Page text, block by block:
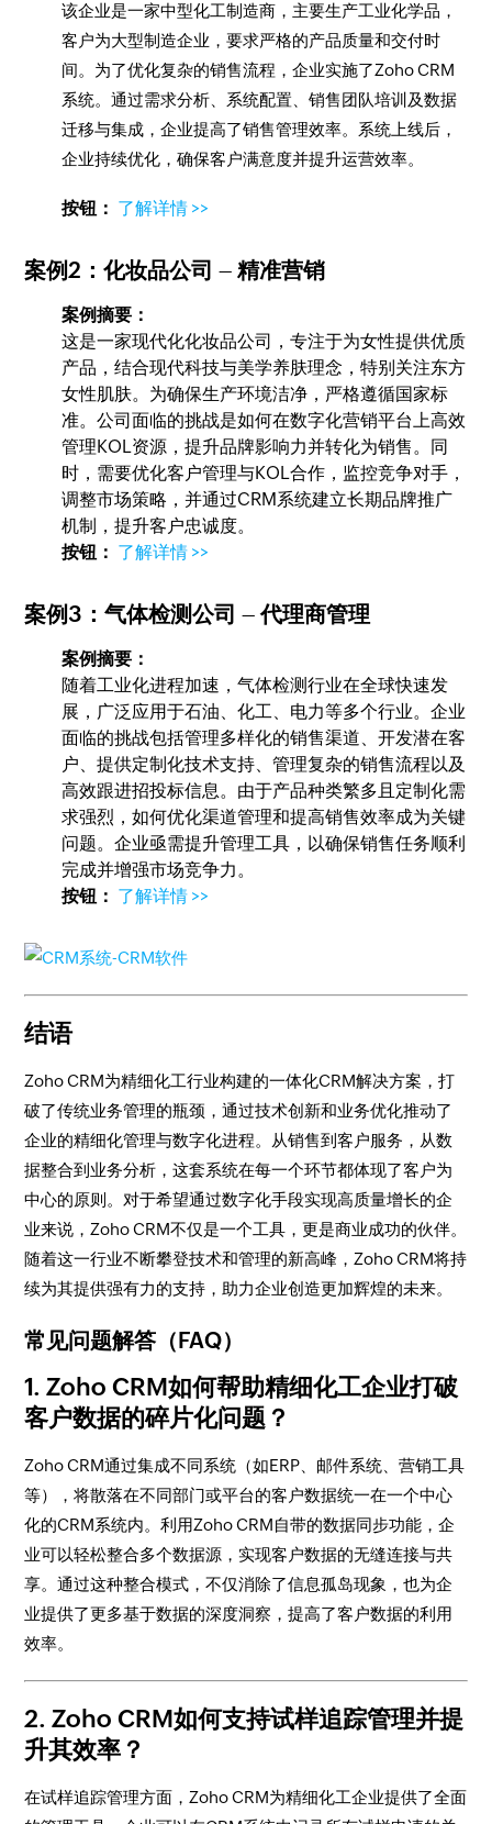
该企业是一家中型化工制造商，主要生产工业化学品，
客户为大型制造企业，要求严格的产品质量和交付时
间。为了优化复杂的销售流程，企业实施了Zoho CRM
系统。通过需求分析、系统配置、销售团队培训及数据
迁移与集成，企业提高了销售管理效率。系统上线后，
企业持续优化，确保客户满意度并提升运营效率。
按钮： 了解详情 >>
案例2：化妆品公司 –精准营销
案例摘要：
这是一家现代化化妆品公司，专注于为女性提供优质
产品，结合现代科技与美学养肤理念，特别关注东方
女性肌肤。为确保生产环境洁净，严格遵循国家标
准。公司面临的挑战是如何在数字化营销平台上高效
管理KOL资源，提升品牌影响力并转化为销售。同
时，需要优化客户管理与KOL合作，监控竞争对手，
调整市场策略，并通过CRM系统建立长期品牌推广
机制，提升客户忠诚度。
按钮： 了解详情 >>
案例3：气体检测公司 –代理商管理
案例摘要：
随着工业化进程加速，气体检测行业在全球快速发
展，广泛应用于石油、化工、电力等多个行业。企业
面临的挑战包括管理多样化的销售渠道、开发潜在客
户、提供定制化技术支持、管理复杂的销售流程以及
高效跟进招投标信息。由于产品种类繁多且定制化需
求强烈，如何优化渠道管理和提高销售效率成为关键
问题。企业亟需提升管理工具，以确保销售任务顺利
完成并增强市场竞争力。
按钮： 了解详情 >>
结语
Zoho CRM为精细化工行业构建的一体化CRM解决方案，打
破了传统业务管理的瓶颈，通过技术创新和业务优化推动了
企业的精细化管理与数字化进程。从销售到客户服务，从数
据整合到业务分析，这套系统在每一个环节都体现了客户为
中心的原则。对于希望通过数字化手段实现高质量增长的企
业来说，Zoho CRM不仅是一个工具，更是商业成功的伙伴。
随着这一行业不断攀登技术和管理的新高峰，Zoho CRM将持
续为其提供强有力的支持，助力企业创造更加辉煌的未来。
常见问题解答（FAQ）
1.Zoho CRM如何帮助精细化工企业打破
客户数据的碎片化问题？
Zoho CRM通过集成不同系统（如ERP、邮件系统、营销工具
等），将散落在不同部门或平台的客户数据统一在一个中心
化的CRM系统内。利用Zoho CRM自带的数据同步功能，企
业可以轻松整合多个数据源，实现客户数据的无缝连接与共
享。通过这种整合模式，不仅消除了信息孤岛现象，也为企
业提供了更多基于数据的深度洞察，提高了客户数据的利用
效率。
2.Zoho CRM如何支持试样追踪管理并提
升其效率？
在试样追踪管理方面，Zoho CRM为精细化工企业提供了全面